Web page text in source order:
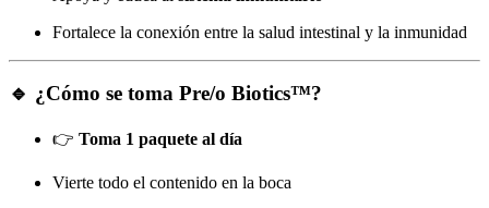
Fortalece la conexión entre la salud intestinal y la inmunidad
🔹 ¿Cómo se toma Pre/o Biotics™?
👉 Toma 1 paquete al día
Vierte todo el contenido en la boca